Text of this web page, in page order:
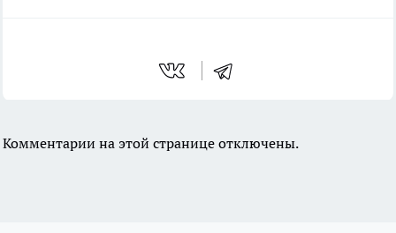
Комментарии на этой странице отключены.